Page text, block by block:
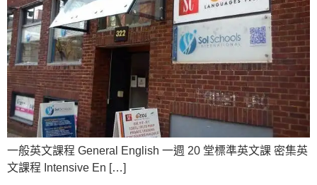
一般英文課程 General English 一週 20 堂標準英文課 密集英
文課程 Intensive En […]